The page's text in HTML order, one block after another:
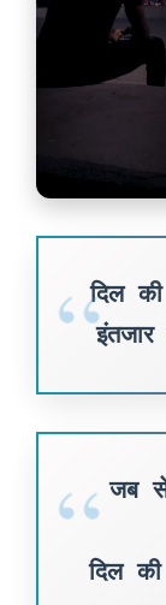
दिल
जब
दिल